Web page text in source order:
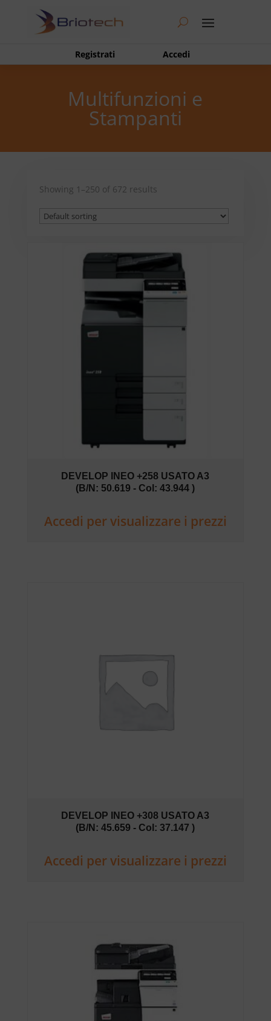
Registrati Accedi
Multifunzioni e
Stampanti
Showing 1–250 of 672 results
DEVELOP INEO +258 USATO A3
(B/N: 50.619 - Col: 43.944 )
Accedi per visualizzare i prezzi
DEVELOP INEO +308 USATO A3
(B/N: 45.659 - Col: 37.147 )
Accedi per visualizzare i prezzi